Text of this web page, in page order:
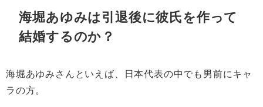
海堀あゆみは引退後に彼氏を作って
結婚するのか？
海堀あゆみさんといえば、日本代表の中でも男前にキャ
ラの方。